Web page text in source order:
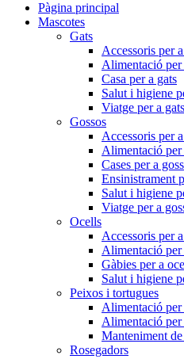
Pàgina principal
Mascotes
Gats
Accessoris per
Alimentació per
Casa per a gats
Salut i higiene
Viatge per a gats
Gossos
Accessoris per
Alimentació per
Cases per a
Ensinistrament
Salut i higiene
Viatge per a
Ocells
Accessoris per
Alimentació per
Gàbies per a
Salut i higiene
Peixos i tortugues
Alimentació per
Alimentació per
Manteniment
Rosegadors